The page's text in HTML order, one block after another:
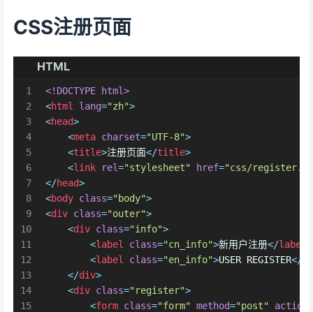
CSS注册页面
HTML
1
2
3
4
5
6
7
8
9
10
11
12
13
14
15
<!DOCTYPE html>
<html lang="zh">
<head>
<meta charset="UTF-8">
<title>注册页面</title>
<link rel="stylesheet" href="css/
</head>
<body class="body">
<div class="outer">
<div class="info">
<label class="cn_info">新用户注册</label
<label class="en_info">USER REGISTER</
</div>
<div class="register">
<form class="form" method="post" action